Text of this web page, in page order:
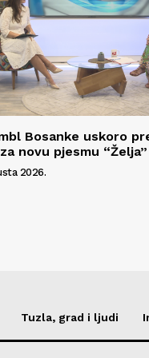
Bosanke uskoro
novu pjesmu “Želja”
2026.
Tuzla, grad i ljudi